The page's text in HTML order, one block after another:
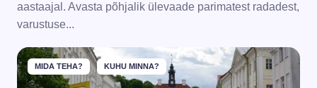
aastaajal. Avasta põhjalik ülevaade parimatest radadest,
varustuse...
MIDA TEHA? KUHU MINNA?